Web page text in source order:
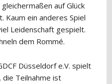
auf Glück
Kaum ein anderes Spiel
Leidenschaft gespielt.
dem Rommé.
Düsseldorf e.V. spielt
die Teilnahme ist